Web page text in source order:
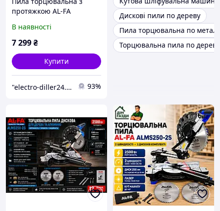
протяжкою AL-FA
диск 255 мм. | протяжка
300 мм.
В наявності
7 299₴
Купити
"electro-diller24.com.ua"- Інтернет-магазин 93%
Дискові пили по дереву
Пила торцювальна по металу
Торцювальна пила по дереву